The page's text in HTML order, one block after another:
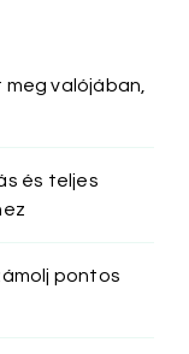
valójában,
és teljes
pontos